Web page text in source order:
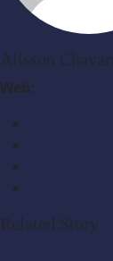
Alisson
Web:
Related Story